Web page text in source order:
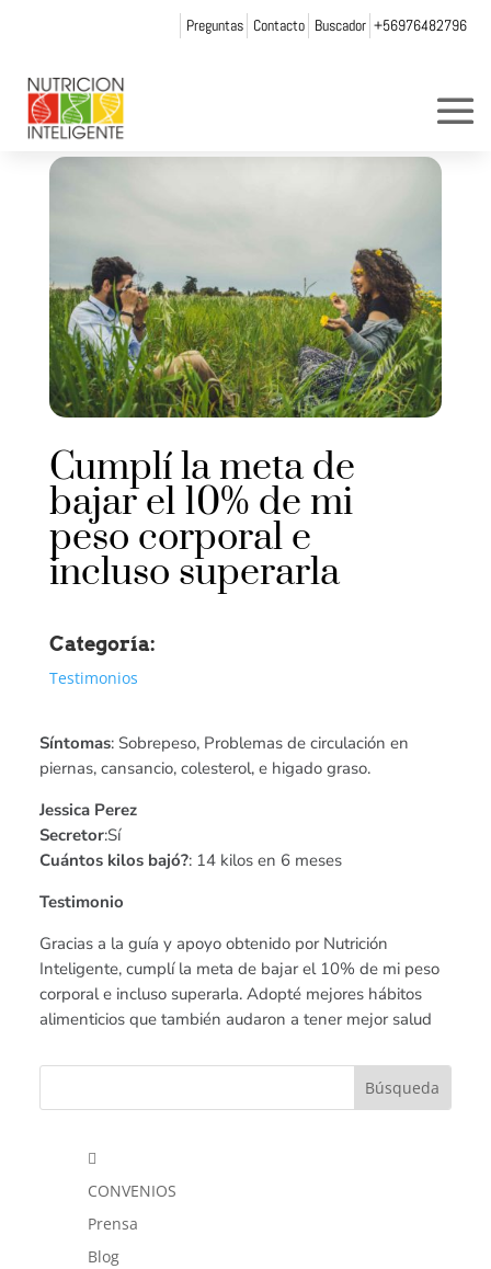
Preguntas Contacto Buscador +56976482796
Cumplí la meta de
bajar el 10% de mi
peso corporal e
incluso superarla
Categoría:
Testimonios
Síntomas: Sobrepeso, Problemas de circulación en
piernas, cansancio, colesterol, e higado graso.
Jessica Perez
Secretor:Sí
Cuántos kilos bajó?: 14 kilos en 6 meses
Testimonio
Gracias a la guía y apoyo obtenido por Nutrición
Inteligente, cumplí la meta de bajar el 10% de mi peso
corporal e incluso superarla. Adopté mejores hábitos
alimenticios que también audaron a tener mejor salud

CONVENIOS
Prensa
Blog